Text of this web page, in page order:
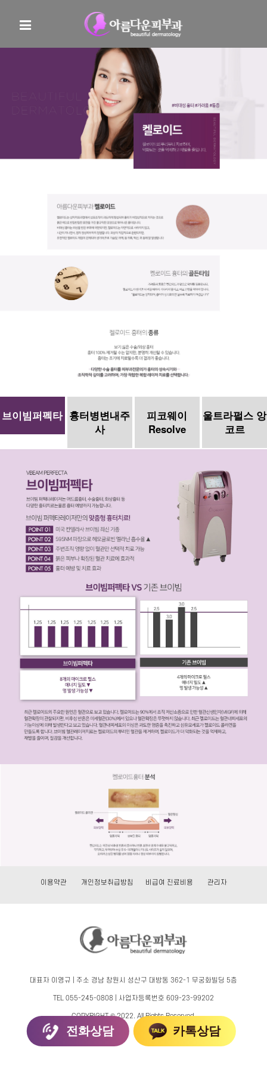
전화상담 카톡상담
브이빔퍼펙타 흉터병변내주
사
피코웨이
Resolve
울트라펄스 앙
코르
이용약관 개인정보취급방침 비급여 진료비용 관리자
대표자 이영규 | 주소 경남 창원시 성산구 대방동 362-1 무궁화빌딩 5층
TEL 055-245-0808 | 사업자등록번호 609-23-99202
COPYRIGHT © 2022. All Rights Reserved.